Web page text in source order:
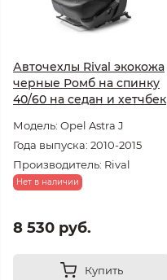
Авточехлы Rival экокожа
черные Ромб на спинку
40/60 на седан и хетчбек
Модель: Opel Astra J
Года выпуска: 2010-2015
Производитель: Rival
Нет в наличии
8 530 руб.
Купить